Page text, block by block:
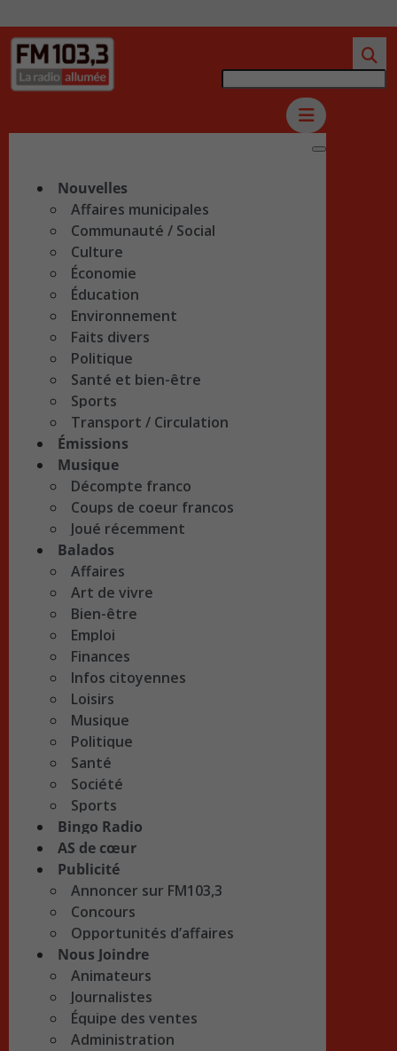
Nouvelles
Affaires municipales
Communauté / Social
Culture
Économie
Éducation
Environnement
Faits divers
Politique
Santé et bien-être
Sports
Transport / Circulation
Émissions
Musique
Décompte franco
Coups de coeur francos
Joué récemment
Balados
Affaires
Art de vivre
Bien-être
Emploi
Finances
Infos citoyennes
Loisirs
Musique
Politique
Santé
Société
Sports
Bingo Radio
AS de cœur
Publicité
Annoncer sur FM103,3
Concours
Opportunités d’affaires
Nous Joindre
Animateurs
Journalistes
Équipe des ventes
Administration